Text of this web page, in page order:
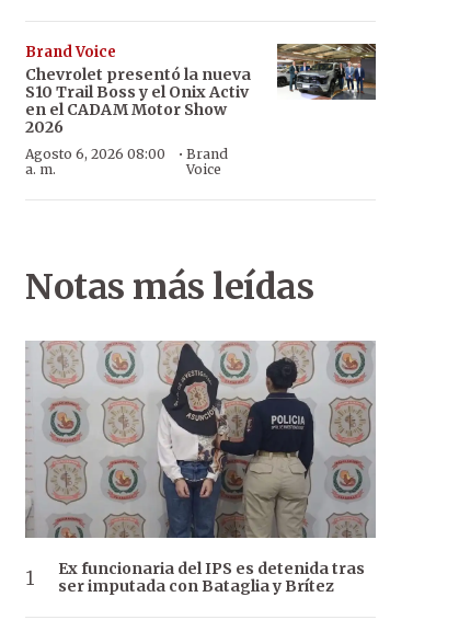
Brand Voice
Chevrolet presentó la nueva
S10 Trail Boss y el Onix Activ
en el CADAM Motor Show
2026
Agosto 6, 2026 08:00
a. m.
·Brand
Voice
Notas más leídas
Ex funcionaria del IPS es detenida tras
ser imputada con Bataglia y Brítez